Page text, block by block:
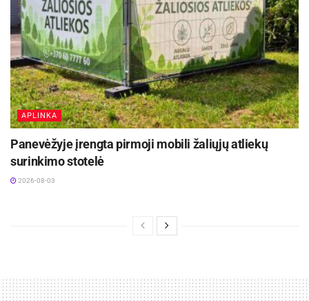
APLINKA
Panevėžyje įrengta pirmoji mobili žaliųjų atliekų
surinkimo stotelė
2026-08-03